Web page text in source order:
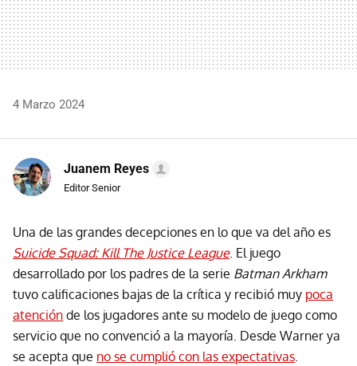
4 Marzo 2024
Juanem Reyes
Editor Senior
Una de las grandes decepciones en lo que va del año es
Suicide Squad: Kill The Justice League. El juego
desarrollado por los padres de la serie Batman Arkham
tuvo calificaciones bajas de la crítica y recibió muy poca
atención de los jugadores ante su modelo de juego como
servicio que no convenció a la mayoría. Desde Warner ya
se acepta que no se cumplió con las expectativas.